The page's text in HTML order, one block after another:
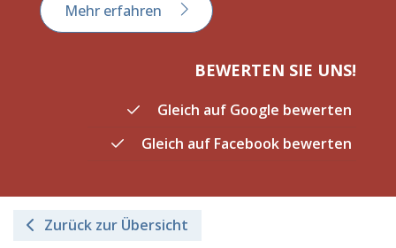
BEWERTEN SIE UNS!
Gleich auf Google bewerten
Gleich auf Facebook bewerten
Mehr erfahren
Zurück zur Übersicht